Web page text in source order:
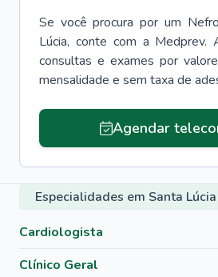
Se você procura por um
Lúcia, conte com a Medprev.
consultas e exames por
mensalidade e sem taxa de
Agendar
Especialidades em Santa
Cardiologista
Clínico Geral